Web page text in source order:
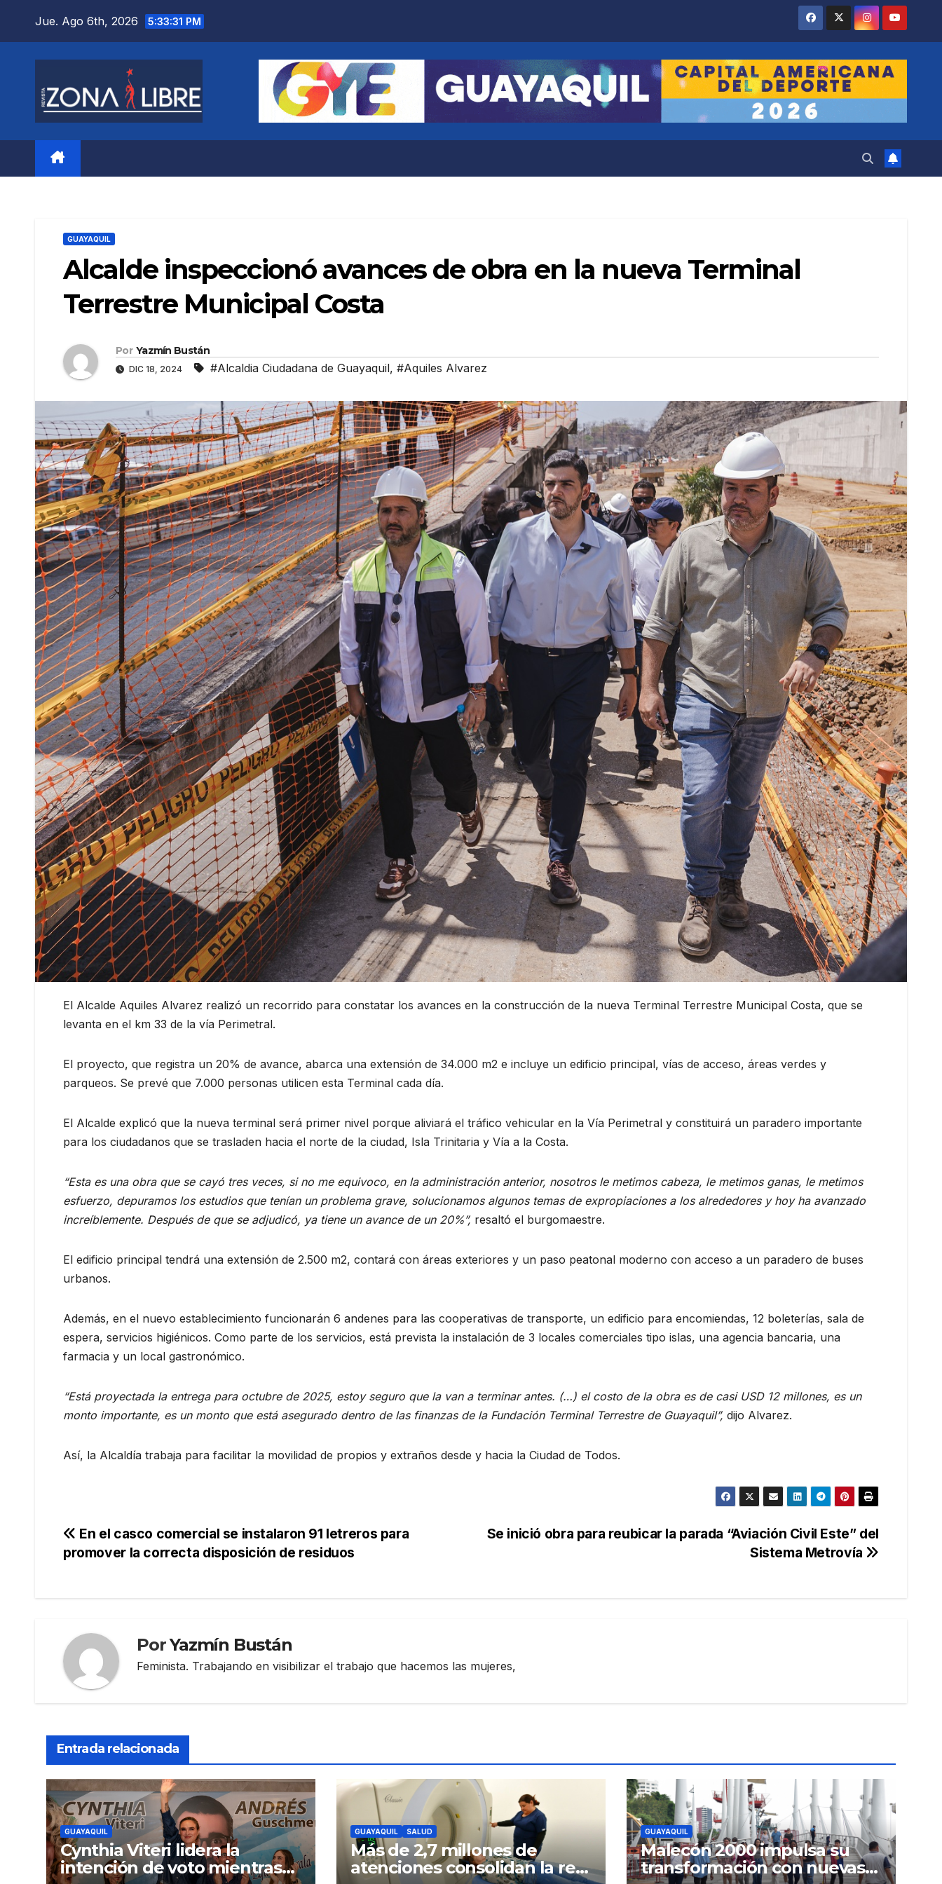
Jue. Ago 6th, 2026 5:33:32 PM
GUAYAQUIL
Alcalde inspeccionó avances de obra en la nueva Terminal
Terrestre Municipal Costa
Por Yazmín Bustán
DIC 18, 2024 #Alcaldia Ciudadana de Guayaquil, #Aquiles Alvarez
El Alcalde Aquiles Alvarez realizó un recorrido para constatar los avances en la construcción de la nueva Terminal Terrestre Municipal Costa, que se
levanta en el km 33 de la vía Perimetral.
El proyecto, que registra un 20% de avance, abarca una extensión de 34.000 m2 e incluye un edificio principal, vías de acceso, áreas verdes y
parqueos. Se prevé que 7.000 personas utilicen esta Terminal cada día.
El Alcalde explicó que la nueva terminal será primer nivel porque aliviará el tráfico vehicular en la Vía Perimetral y constituirá un paradero importante
para los ciudadanos que se trasladen hacia el norte de la ciudad, Isla Trinitaria y Vía a la Costa.
“Esta es una obra que se cayó tres veces, si no me equivoco, en la administración anterior, nosotros le metimos cabeza, le metimos ganas, le metimos
esfuerzo, depuramos los estudios que tenían un problema grave, solucionamos algunos temas de expropiaciones a los alrededores y hoy ha avanzado
increíblemente. Después de que se adjudicó, ya tiene un avance de un 20%”, resaltó el burgomaestre.
El edificio principal tendrá una extensión de 2.500 m2, contará con áreas exteriores y un paso peatonal moderno con acceso a un paradero de buses
urbanos.
Además, en el nuevo establecimiento funcionarán 6 andenes para las cooperativas de transporte, un edificio para encomiendas, 12 boleterías, sala de
espera, servicios higiénicos. Como parte de los servicios, está prevista la instalación de 3 locales comerciales tipo islas, una agencia bancaria, una
farmacia y un local gastronómico.
“Está proyectada la entrega para octubre de 2025, estoy seguro que la van a terminar antes. (…) el costo de la obra es de casi USD 12 millones, es un
monto importante, es un monto que está asegurado dentro de las finanzas de la Fundación Terminal Terrestre de Guayaquil”, dijo Alvarez.
Así, la Alcaldía trabaja para facilitar la movilidad de propios y extraños desde y hacia la Ciudad de Todos.
Navegación
de
Se inició obra para reubicar la parada “Aviación Civil Este” del
Sistema Metrovía
En el casco comercial se instalaron 91 letreros para
promover la correcta disposición de residuos
PorYazmín Bustán
Feminista. Trabajando en visibilizar el trabajo que hacemos las mujeres,
Entrada relacionada
GUAYAQUIL
Cynthia Viteri lidera la
intención de voto mientras
GUAYAQUIL SALUD
Más de 2,7 millones de
atenciones consolidan la red
GUAYAQUIL
Malecón 2000 impulsa su
transformación con nuevas